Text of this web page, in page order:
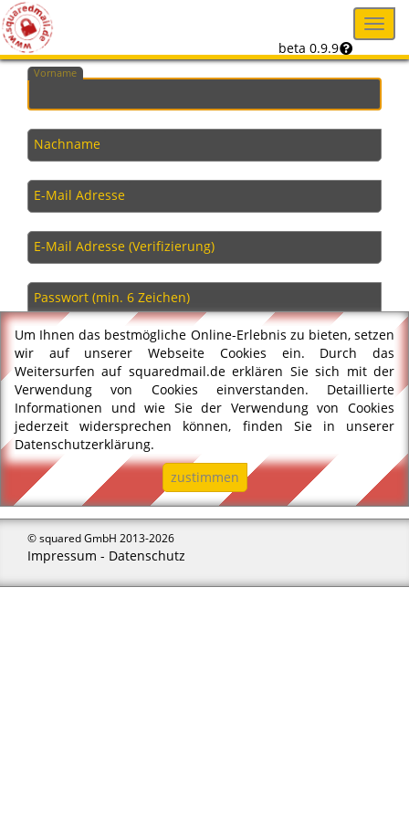
beta 0.9.9
Vorname
Nachname
E-Mail Adresse
E-Mail Adresse (Verifizierung)
Passwort (min. 6 Zeichen)
Passwort (Verifizierung)
Ich habe dieNutzungsbedingungen
gelesen und akzeptiere sie
Ich habe dieDatenschutzerklärung
gelesen und akzeptiere sie
Registrieren
©squared GmbH 2013-2026
Impressum - Datenschutz
Um Ihnen das bestmögliche Online-Erlebnis zu bieten, setzen
wir auf unserer Webseite Cookies ein. Durch das
Weitersurfen auf squaredmail.de erklären Sie sich mit der
Verwendung von Cookies einverstanden. Detaillierte
Informationen und wie Sie der Verwendung von Cookies
jederzeit widersprechen können, finden Sie in unserer
Datenschutzerklärung.
zustimmen